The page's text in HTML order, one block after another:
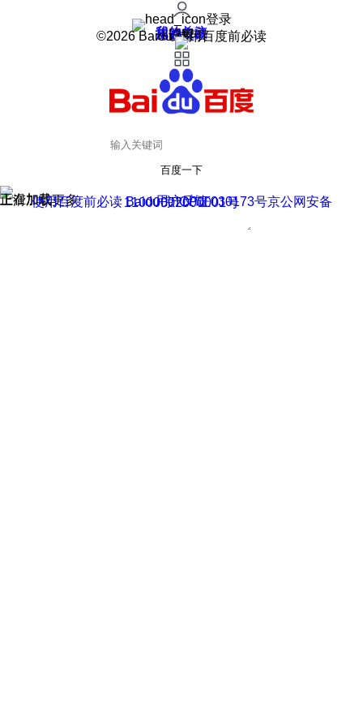
登录
我的关注
我的收藏
皮肤中心
用户反馈
设置
©2026 Baidu 使用百度前必读
百度一下
正在加载
上滑加载更多 用户反馈
使用百度前必读 Baidu 京ICP证030173号
京公网安备11000002000001号